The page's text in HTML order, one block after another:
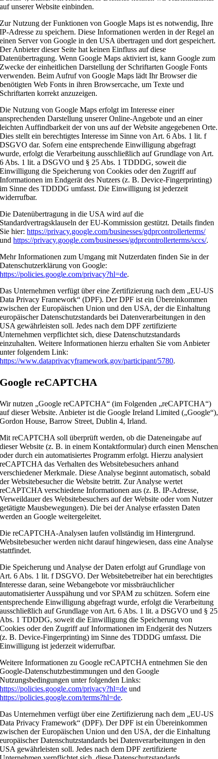
auf unserer Website einbinden.
Zur Nutzung der Funktionen von Google Maps ist es notwendig, Ihre
IP-Adresse zu speichern. Diese Informationen werden in der Regel an
einen Server von Google in den USA übertragen und dort gespeichert.
Der Anbieter dieser Seite hat keinen Einfluss auf diese
Datenübertragung. Wenn Google Maps aktiviert ist, kann Google zum
Zwecke der einheitlichen Darstellung der Schriftarten Google Fonts
verwenden. Beim Aufruf von Google Maps lädt Ihr Browser die
benötigten Web Fonts in ihren Browsercache, um Texte und
Schriftarten korrekt anzuzeigen.
Die Nutzung von Google Maps erfolgt im Interesse einer
ansprechenden Darstellung unserer Online-Angebote und an einer
leichten Auffindbarkeit der von uns auf der Website angegebenen Orte.
Dies stellt ein berechtigtes Interesse im Sinne von Art. 6 Abs. 1 lit. f
DSGVO dar. Sofern eine entsprechende Einwilligung abgefragt
wurde, erfolgt die Verarbeitung ausschließlich auf Grundlage von Art.
6 Abs. 1 lit. a DSGVO und § 25 Abs. 1 TDDDG, soweit die
Einwilligung die Speicherung von Cookies oder den Zugriff auf
Informationen im Endgerät des Nutzers (z. B. Device-Fingerprinting)
im Sinne des TDDDG umfasst. Die Einwilligung ist jederzeit
widerrufbar.
Die Datenübertragung in die USA wird auf die
Standardvertragsklauseln der EU-Kommission gestützt. Details finden
Sie hier:https://privacy.google.com/businesses/gdprcontrollerterms/
undhttps://privacy.google.com/businesses/gdprcontrollerterms/sccs/.
Mehr Informationen zum Umgang mit Nutzerdaten finden Sie in der
Datenschutzerklärung von Google:
https://policies.google.com/privacy?hl=de.
Das Unternehmen verfügt über eine Zertifizierung nach dem „EU-US
Data Privacy Framework“ (DPF). Der DPF ist ein Übereinkommen
zwischen der Europäischen Union und den USA, der die Einhaltung
europäischer Datenschutzstandards bei Datenverarbeitungen in den
USA gewährleisten soll. Jedes nach dem DPF zertifizierte
Unternehmen verpflichtet sich, diese Datenschutzstandards
einzuhalten. Weitere Informationen hierzu erhalten Sie vom Anbieter
unter folgendem Link:
https://www.dataprivacyframework.gov/participant/5780.
Google reCAPTCHA
Wir nutzen „Google reCAPTCHA“ (im Folgenden „reCAPTCHA“)
auf dieser Website. Anbieter ist die Google Ireland Limited („Google“),
Gordon House, Barrow Street, Dublin 4, Irland.
Mit reCAPTCHA soll überprüft werden, ob die Dateneingabe auf
dieser Website (z. B. in einem Kontaktformular) durch einen Menschen
oder durch ein automatisiertes Programm erfolgt. Hierzu analysiert
reCAPTCHA das Verhalten des Websitebesuchers anhand
verschiedener Merkmale. Diese Analyse beginnt automatisch, sobald
der Websitebesucher die Website betritt. Zur Analyse wertet
reCAPTCHA verschiedene Informationen aus (z. B. IP-Adresse,
Verweildauer des Websitebesuchers auf der Website oder vom Nutzer
getätigte Mausbewegungen). Die bei der Analyse erfassten Daten
werden an Google weitergeleitet.
Die reCAPTCHA-Analysen laufen vollständig im Hintergrund.
Websitebesucher werden nicht darauf hingewiesen, dass eine Analyse
stattfindet.
Die Speicherung und Analyse der Daten erfolgt auf Grundlage von
Art. 6 Abs. 1 lit. f DSGVO. Der Websitebetreiber hat ein berechtigtes
Interesse daran, seine Webangebote vor missbräuchlicher
automatisierter Ausspähung und vor SPAM zu schützen. Sofern eine
entsprechende Einwilligung abgefragt wurde, erfolgt die Verarbeitung
ausschließlich auf Grundlage von Art. 6 Abs. 1 lit. a DSGVO und § 25
Abs. 1 TDDDG, soweit die Einwilligung die Speicherung von
Cookies oder den Zugriff auf Informationen im Endgerät des Nutzers
(z. B. Device-Fingerprinting) im Sinne des TDDDG umfasst. Die
Einwilligung ist jederzeit widerrufbar.
Weitere Informationen zu Google reCAPTCHA entnehmen Sie den
Google-Datenschutzbestimmungen und den Google
Nutzungsbedingungen unter folgenden Links:
https://policies.google.com/privacy?hl=de und
https://policies.google.com/terms?hl=de.
Das Unternehmen verfügt über eine Zertifizierung nach dem „EU-US
Data Privacy Framework“ (DPF). Der DPF ist ein Übereinkommen
zwischen der Europäischen Union und den USA, der die Einhaltung
europäischer Datenschutzstandards bei Datenverarbeitungen in den
USA gewährleisten soll. Jedes nach dem DPF zertifizierte